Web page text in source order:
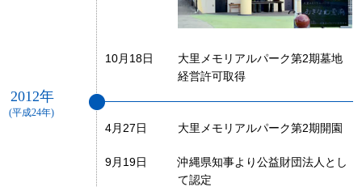
10月18日
大里メモリアルパーク第2期墓地
経営許可取得
2012年
(平成24年)
4月27日 大里メモリアルパーク第2期開園
9月19日
沖縄県知事より公益財団法人とし
て認定